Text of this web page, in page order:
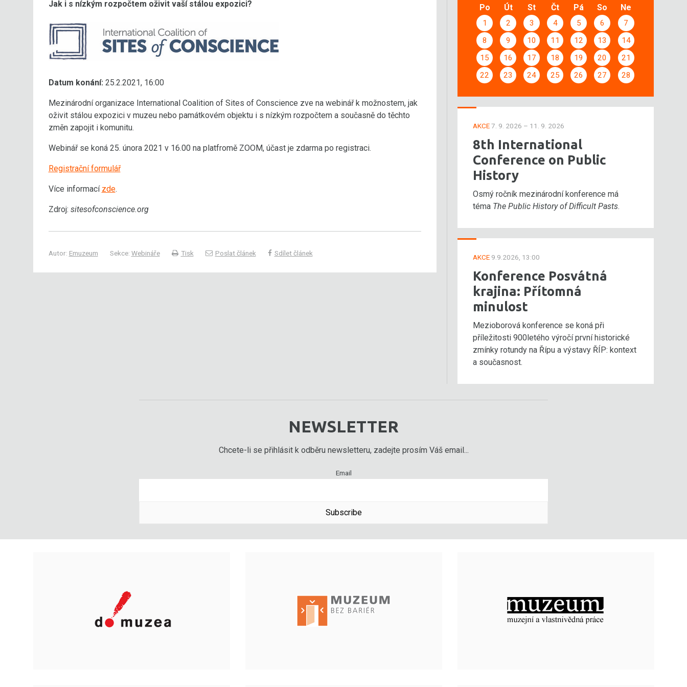
Jak i s nízkým rozpočtem oživit vaší stálou expozici?
Datum konání: 25.2.2021, 16:00
Mezinárodní organizace International Coalition of Sites of Conscience zve na webinář k možnostem, jak
oživit stálou expozici v muzeu nebo památkovém objektu i s nízkým rozpočtem a současně do těchto
změn zapojit i komunitu.
Webinář se koná 25. února 2021 v 16.00 na platfromě ZOOM, účast je zdarma po registraci.
Registrační formulář
Více informací zde.
Zdroj: sitesofconscience.org
Autor: Emuzeum Sekce: Webináře Tisk Poslat článek Sdílet článek
Po Út St Čt Pá So Ne
1 2 3 4 5 6
7
8
9 10 11 12 13
14
15
16 17 18 19 20
21
22
23 24 25 26 27 28
AKCE7. 9. 2026 – 11. 9. 2026
8th International
Conference on Public
History
Osmý ročník mezinárodní konference má
téma The Public History of Difficult Pasts.
AKCE 9.9.2026, 13:00
Konference Posvátná
krajina: Přítomná
minulost
Mezioborová konference se koná při
příležitosti 900letého výročí první historické
zmínky rotundy na Řípu a výstavy ŘÍP: kontext
a současnost.
NEWSLETTER
Chcete-li se přihlásit k odběru newsletteru, zadejte prosím Váš email...
Email
Subscribe